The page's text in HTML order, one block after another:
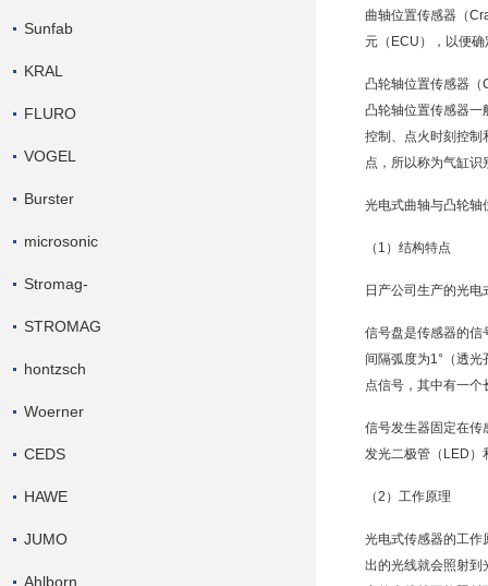
Sunfab
KRAL
FLURO
VOGEL
Burster
microsonic
Stromag-
STROMAG
hontzsch
Woerner
CEDS
HAWE
JUMO
Ahlborn
曲轴位置传感器 （
元 （ECU），以便
凸轮轴位置传感器
凸轮轴位置传感器一
控制、点火时刻控制
点，所以称为气缸识
光电式曲轴与凸轮轴
（1）结构特点
日产公司生产的光
信号盘是传感器的信
间隔弧度为1°（透
点信号，其中有一
信号发生器固定在传
发光二极管（LED）
（2）工作原理
光电式传感器的工作
出的光线就会照射到